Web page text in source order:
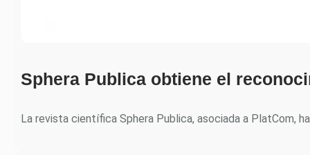
Sphera Publica obtiene el
La revista científica Sphera Publica, asociada a PlatCom,